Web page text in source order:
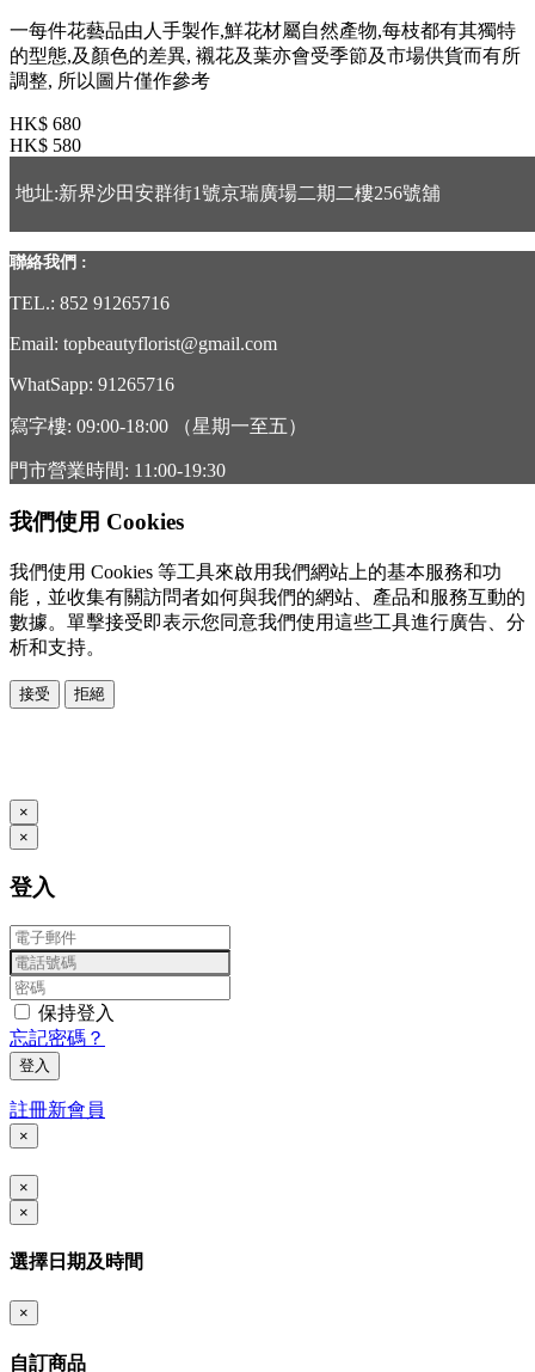
一每件花藝品由人手製作,鮮花材屬自然產物,每枝都有其獨特
的型態,及顏色的差異, 襯花及葉亦會受季節及市場供貨而有所
調整, 所以圖片僅作參考
HK$ 680
HK$ 580
地址:新界沙田安群街1號京瑞廣場二期二樓256號舖
聯絡我們 :
TEL.: 852 91265716
Email: topbeautyflorist@gmail.com
WhatSapp: 91265716
寫字樓: 09:00-18:00 （星期一至五）
門市營業時間: 11:00-19:30
我們使用 Cookies
我們使用 Cookies 等工具來啟用我們網站上的基本服務和功
能，並收集有關訪問者如何與我們的網站、產品和服務互動的
數據。單擊接受即表示您同意我們使用這些工具進行廣告、分
析和支持。
接受 拒絕
×
×
登入
保持登入
忘記密碼？
登入
註冊新會員
×
×
×
選擇日期及時間
×
自訂商品